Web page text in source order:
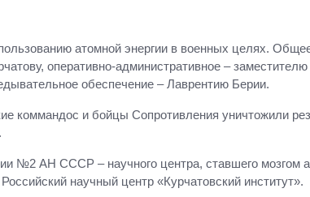
атомной энергии в военных целях.
оперативно-административное –
обеспечение – Лаврентию Берии.
коммандос и бойцы Сопротивления уничтожили
№2 АН СССР – научного центра, ставшего мозгом
научный центр «Курчатовский институт».